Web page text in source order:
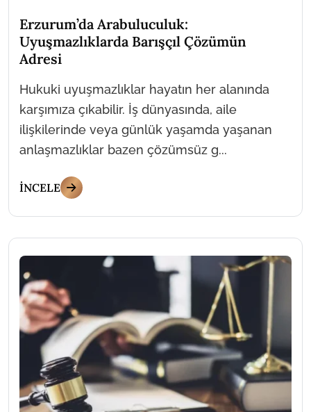
Erzurum’da Arabuluculuk:
Uyuşmazlıklarda Barışçıl Çözümün
Adresi
Hukuki uyuşmazlıklar hayatın her alanında
karşımıza çıkabilir. İş dünyasında, aile
ilişkilerinde veya günlük yaşamda yaşanan
anlaşmazlıklar bazen çözümsüz g...
İNCELE